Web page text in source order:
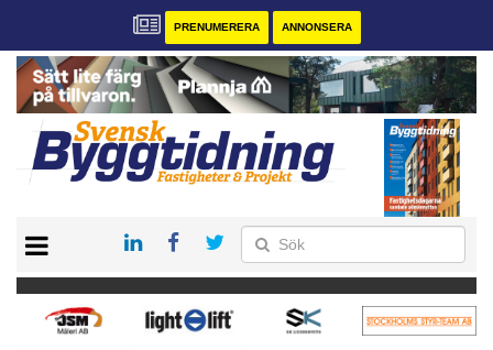
PRENUMERERA ANNONSERA
PRENUMERERA
VÅRA ANDRA MAGASIN